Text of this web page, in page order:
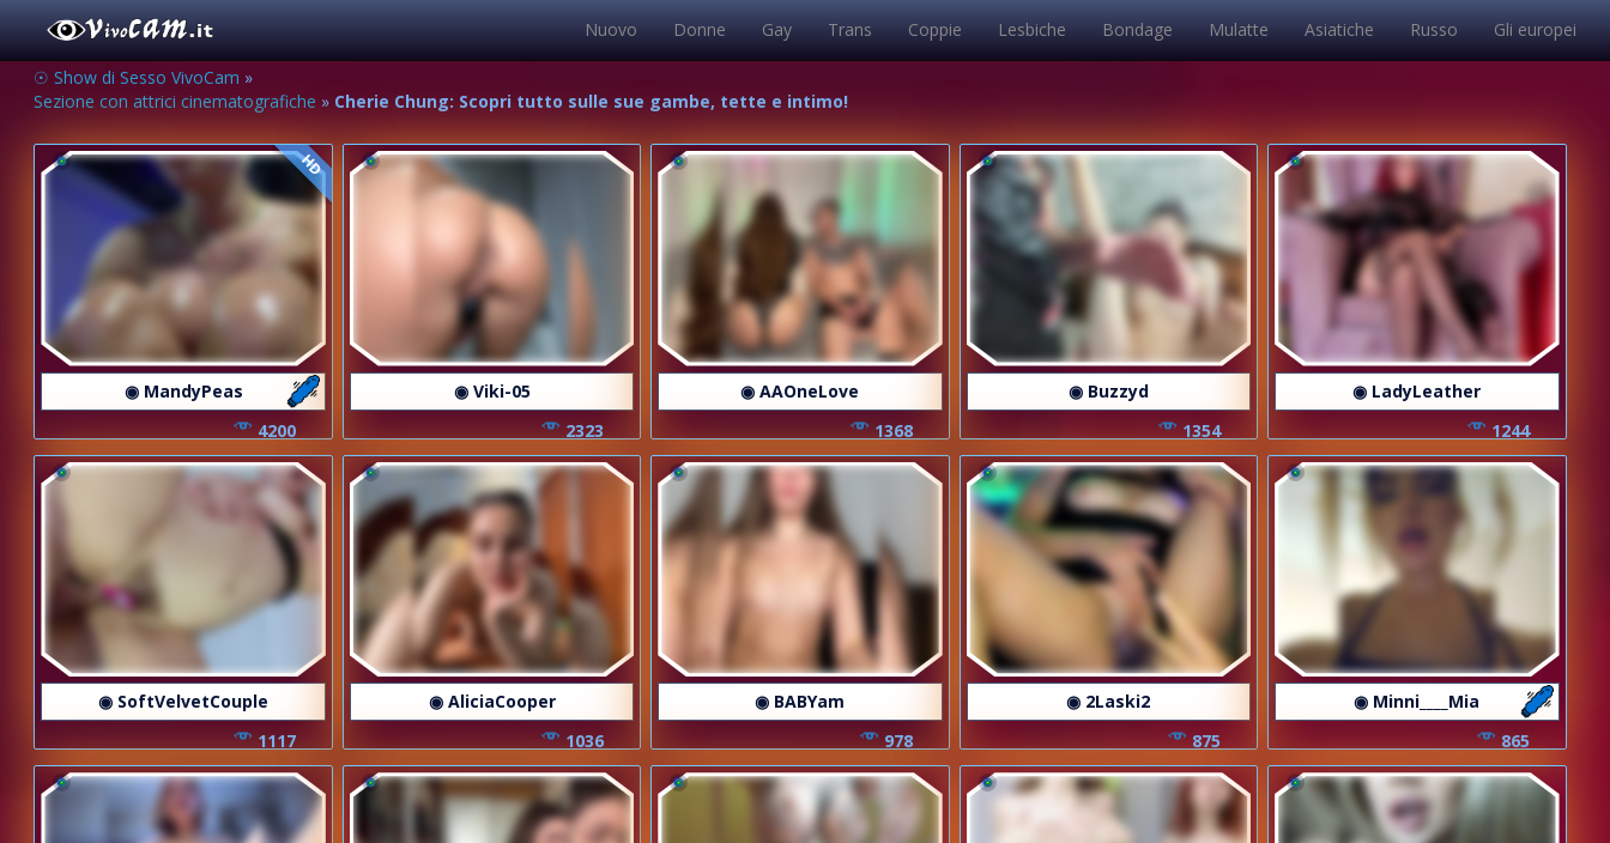
Nuovo Donne Gay Trans Coppie Lesbiche Bondage Mulatte Asiatiche Russo Gli europei
☉ Show di Sesso VivoCam »
Sezione con attrici cinematografiche » Cherie Chung: Scopri tutto sulle sue gambe, tette e intimo!
HD
◉ MandyPeas
4200
◉ Viki-05
2323
◉ AAOneLove
1368
◉ Buzzyd
1354
◉ LadyLeather
1244
◉ SoftVelvetCouple
1117
◉ AliciaCooper
1036
◉ BABYam
978
◉ 2Laski2
875
◉ Minni____Mia
865